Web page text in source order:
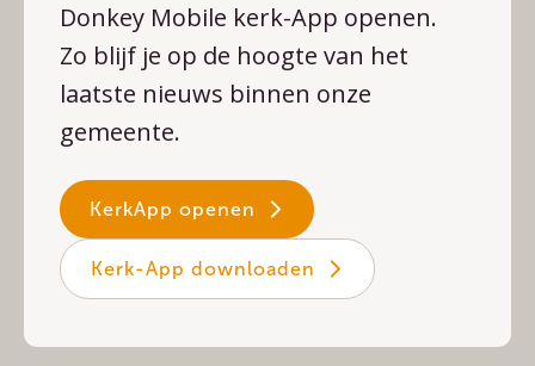
Donkey Mobile kerk-App openen.
Zo blijf je op de hoogte van het
laatste nieuws binnen onze
gemeente.
KerkApp openen
Kerk-App downloaden